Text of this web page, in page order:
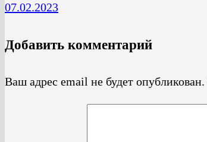
07.02.2023
Добавить комментарий
Ваш адрес email не будет опубликован.